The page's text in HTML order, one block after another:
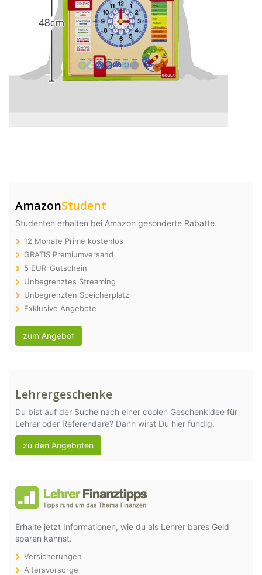
AmazonStudent
Studenten erhalten bei Amazon gesonderte Rabatte.
12 Monate Prime kostenlos
GRATIS Premiumversand
5 EUR-Gutschein
Unbegrenztes Streaming
Unbegrenzten Speicherplatz
Exklusive Angebote
zum Angebot
Lehrergeschenke
Du bist auf der Suche nach einer coolen Geschenkidee für
Lehrer oder Referendare? Dann wirst Du hier fündig.
zu den Angeboten
Erhalte jetzt Informationen, wie du als Lehrer bares Geld
sparen kannst.
Versicherungen
Altersvorsorge